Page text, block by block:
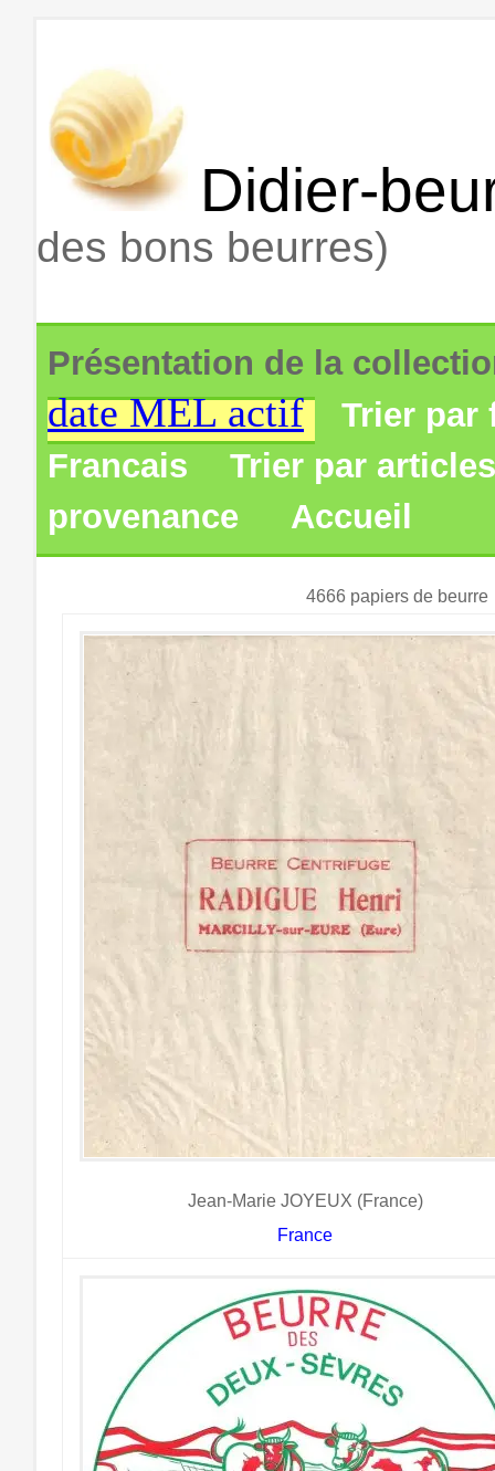
Didier-
des bons beurres)
Présentation de la
date MEL actif
Trier par
Francais
Trier par
provenance
Accueil
4666 papiers de beurre
Jean-Marie JOYEUX (France)
France